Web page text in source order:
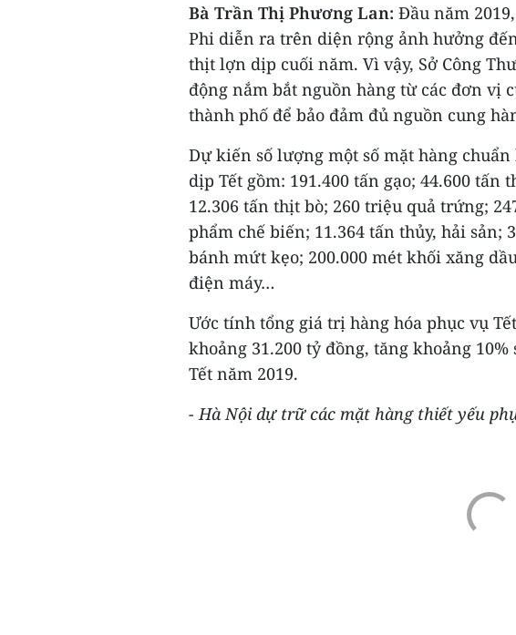
Bà Trần Thị Phương Lan: Đầu năm
Phi diễn ra trên diện rộng ảnh hưởng
thịt lợn dịp cuối năm. Vì vậy, Sở Công
động nắm bắt nguồn hàng từ các đơn vị
thành phố để bảo đảm đủ nguồn cung
Dự kiến số lượng một số mặt hàng
dịp Tết gồm: 191.400 tấn gạo; 44.600
12.306 tấn thịt bò; 260 triệu quả trứng;
phẩm chế biến; 11.364 tấn thủy, hải sản;
bánh mứt kẹo; 200.000 mét khối xăng
điện máy…
Ước tính tổng giá trị hàng hóa phục vụ
khoảng 31.200 tỷ đồng, tăng khoảng
Tết năm 2019.
- Hà Nội dự trữ các mặt hàng thiết yếu